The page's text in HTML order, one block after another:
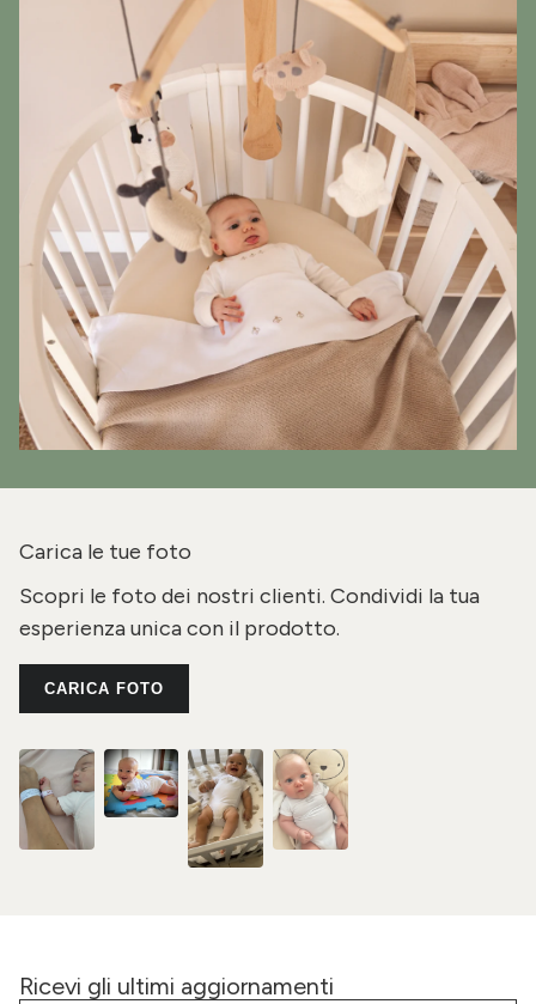
Carica le tue foto
Scopri le foto dei nostri clienti. Condividi la tua
esperienza unica con il prodotto.
CARICA FOTO
Ricevi gli ultimi aggiornamenti